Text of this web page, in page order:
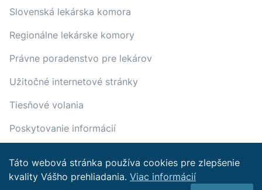
Slovenská lekárska komora
Regionálne lekárske komory
Právne poradenstvo pre lekárov
Užitočné internetové stránky
Tiesňové volania
Poskytovanie informácií
Copyright © 2022 Slovenská
Táto webová stránka používa cookies pre zlepšenie
kvality Vášho prehliadania. Viac informácií